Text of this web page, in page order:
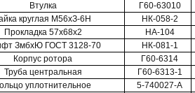
Втулка
Г60-63010
круглая М56хЗ-6Н
НК-058-2
Прокладка 57x68x2
НА-104
ЗмбхЮ ГОСТ 3128-70
НК-081-1
Корпус ротора
Г60-6314
Труба центральная
Г60-6313-1
уплотнительное
5-740027-А